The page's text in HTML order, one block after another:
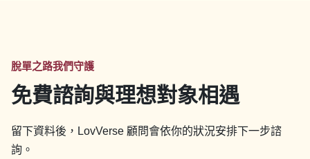
脫單之路我們守護
免費諮詢與理想對象相遇
留下資料後，LovVerse 顧問會依你的狀況安排下一步諮
詢。